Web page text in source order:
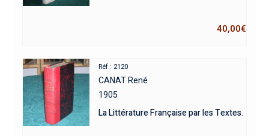
40,00€
Réf : 2120
CANAT René
1905
La Littérature Française par les Textes.